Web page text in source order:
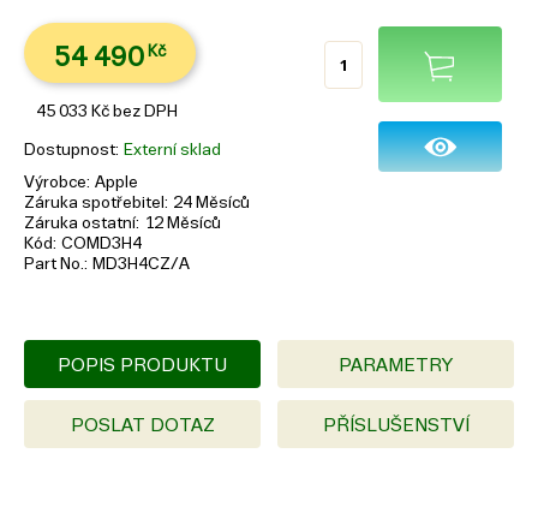
54 490 Kč
45 033 Kč bez DPH
Dostupnost Externí sklad
Výrobce Apple
Záruka spotřebitel
24 Měsíců
Záruka ostatní 12 Měsíců
Kód COMD3H4
Part No.
MD3H4CZ/A
POPIS PRODUKTU PARAMETRY
POSLAT DOTAZ PŘÍSLUŠENSTVÍ